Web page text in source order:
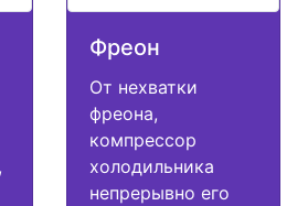
Фреон
От нехватки
фреона,
компрессор
холодильника
непрерывно его